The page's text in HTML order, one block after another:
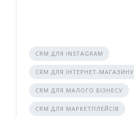
CRM ДЛЯ INSTAGRAM
CRM ДЛЯ ІНТЕРНЕТ-МАГАЗИНУ
CRM ДЛЯ МАЛОГО БІЗНЕСУ
CRM ДЛЯ МАРКЕТПЛЕЙСІВ